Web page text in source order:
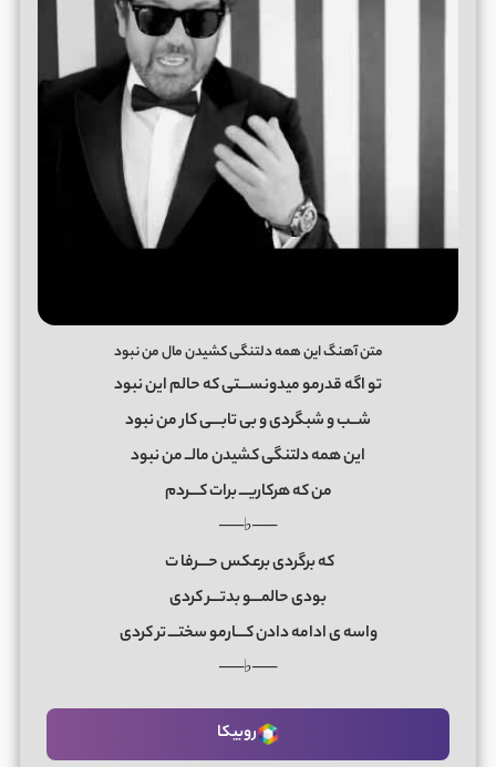
متن آهنگ این همه دلتنگی کشیدن مال من نبود
تو اگه قدرمو میدونســـتی که حالم این نبود
شــب و شبگردی و بی تابـــی کار من نبود
این همه دلتنگی کشیدن مالــ من نبود
من که هرکاریـــ برات کـــردم
──♭──
که برگردی برعکس حـــرفات
بودی حالمـــو بدتـــر کردی
واسه ی ادامه دادن کـــارمو سختـــ تر کردی
──♭──
روبیکا